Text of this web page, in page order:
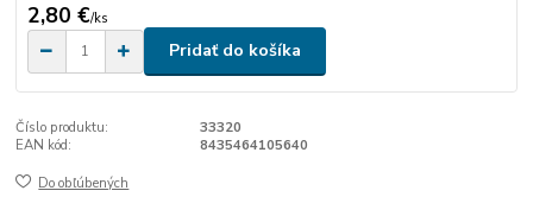
2,80 €/ks
Pridať do košíka
Číslo produktu:
33320
EAN kód:
8435464105640
Do obľúbených